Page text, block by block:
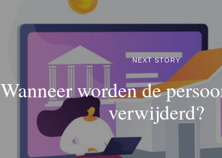
NEXT STORY
Wanneer worden de
verwijderd?